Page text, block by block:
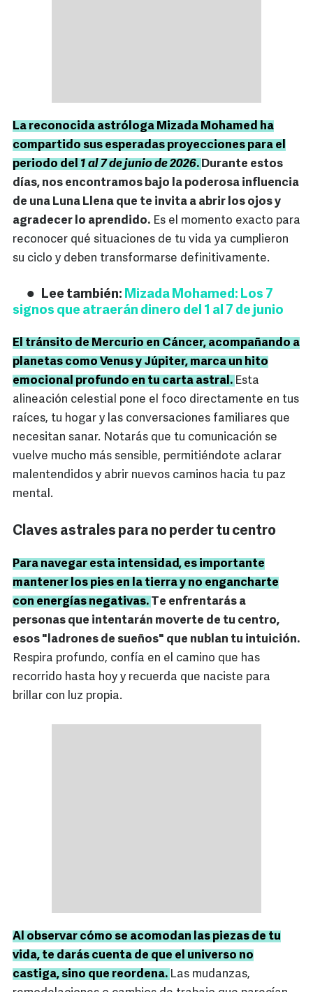
La reconocida astróloga Mizada Mohamed ha
compartido sus esperadas proyecciones para el
periodo del 1 al 7 de junio de 2026. Durante estos
días, nos encontramos bajo la poderosa influencia
de una Luna Llena que te invita a abrir los ojos y
agradecer lo aprendido. Es el momento exacto para
reconocer qué situaciones de tu vida ya cumplieron
su ciclo y deben transformarse definitivamente.
Lee también: Mizada Mohamed: Los 7
signos que atraerán dinero del 1 al 7 de junio
El tránsito de Mercurio en Cáncer, acompañando a
planetas como Venus y Júpiter, marca un hito
emocional profundo en tu carta astral. Esta
alineación celestial pone el foco directamente en tus
raíces, tu hogar y las conversaciones familiares que
necesitan sanar. Notarás que tu comunicación se
vuelve mucho más sensible, permitiéndote aclarar
malentendidos y abrir nuevos caminos hacia tu paz
mental.
Claves astrales para no perder tu centro
Para navegar esta intensidad, es importante
mantener los pies en la tierra y no engancharte
con energías negativas. Te enfrentarás a
personas que intentarán moverte de tu centro,
esos "ladrones de sueños" que nublan tu intuición.
Respira profundo, confía en el camino que has
recorrido hasta hoy y recuerda que naciste para
brillar con luz propia.
Al observar cómo se acomodan las piezas de tu
vida, te darás cuenta de que el universo no
castiga, sino que reordena. Las mudanzas,